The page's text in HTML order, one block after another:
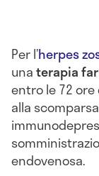
Per l’herpes
unaterapia
entro le 72
alla
endovenosa.